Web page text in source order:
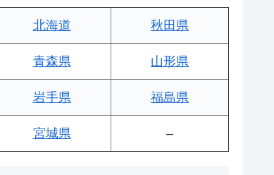
北海道 秋田県
青森県 山形県
岩手県 福島県
宮城県 –